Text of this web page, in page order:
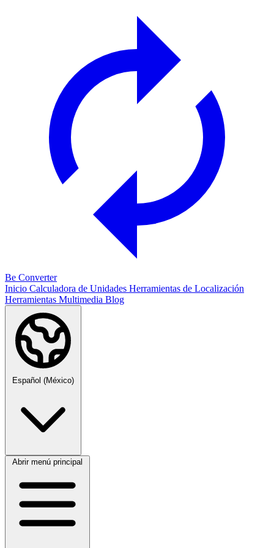
Be Converter
Inicio Calculadora de Unidades Herramientas de Localización
Herramientas Multimedia Blog
Español (México)
Abrir menú principal